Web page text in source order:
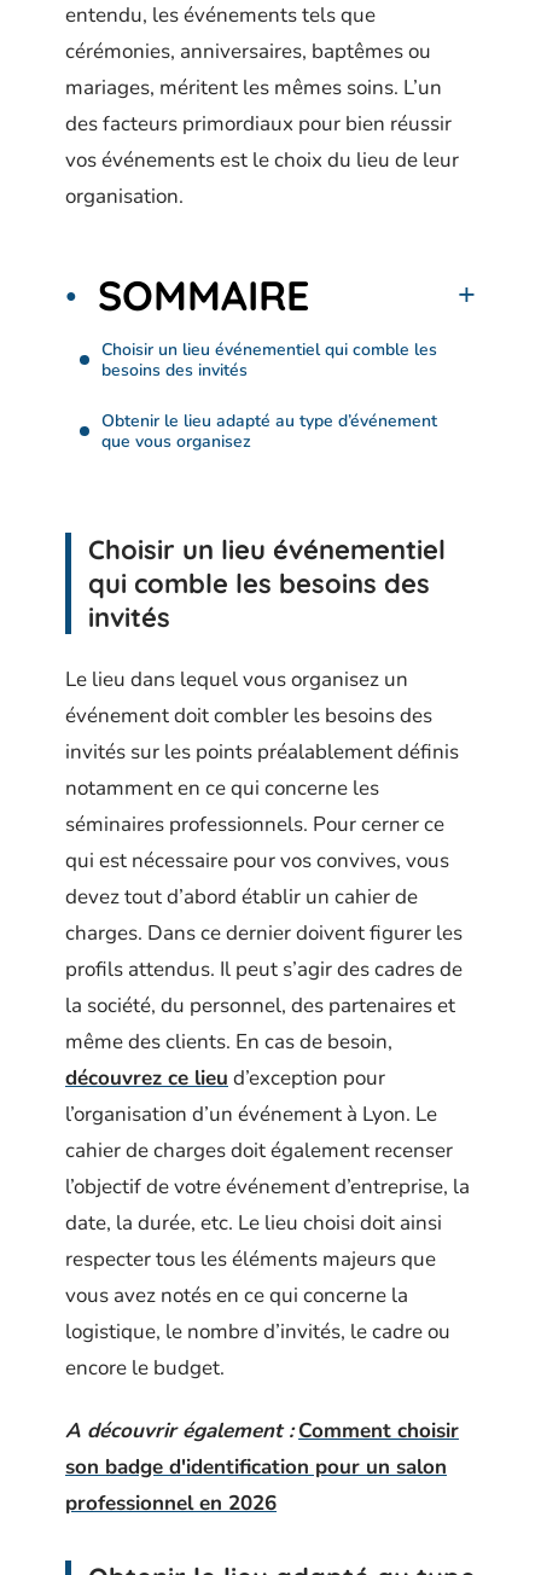
entendu, les événements tels que
cérémonies, anniversaires, baptêmes ou
mariages, méritent les mêmes soins. L’un
des facteurs primordiaux pour bien réussir
vos événements est le choix du lieu de leur
organisation.
SOMMAIRE
Choisir un lieu événementiel qui comble les
besoins des invités
Obtenir le lieu adapté au type d’événement
que vous organisez
Choisir un lieu événementiel
qui comble les besoins des
invités
Le lieu dans lequel vous organisez un
événement doit combler les besoins des
invités sur les points préalablement définis
notamment en ce qui concerne les
séminaires professionnels. Pour cerner ce
qui est nécessaire pour vos convives, vous
devez tout d’abord établir un cahier de
charges. Dans ce dernier doivent figurer les
profils attendus. Il peut s’agir des cadres de
la société, du personnel, des partenaires et
même des clients. En cas de besoin,
découvrez ce lieu d’exception pour
l’organisation d’un événement à Lyon. Le
cahier de charges doit également recenser
l’objectif de votre événement d’entreprise, la
date, la durée, etc. Le lieu choisi doit ainsi
respecter tous les éléments majeurs que
vous avez notés en ce qui concerne la
logistique, le nombre d’invités, le cadre ou
encore le budget.
A découvrir également : Comment choisir
son badge d'identification pour un salon
professionnel en 2026